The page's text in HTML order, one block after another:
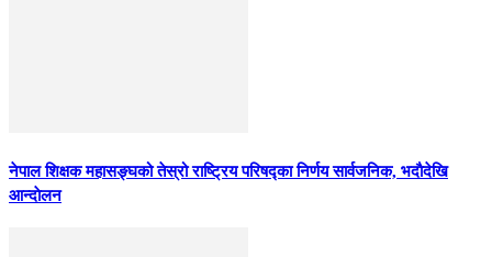
नेपाल शिक्षक महासङ्घको तेस्रो राष्ट्रिय परिषद्का निर्णय सार्वजनिक, भदाैदेखि
आन्दाेलन